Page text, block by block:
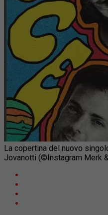
La copertina del nuovo
Jovanotti (©Instagram Merk